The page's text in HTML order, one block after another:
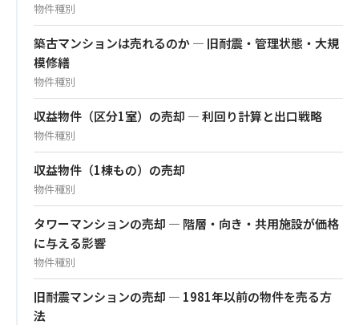
物件種別
築古マンションは売れるのか — 旧耐震・管理状態・大規
模修繕
物件種別
収益物件（区分1室）の売却 — 利回り計算と出口戦略
物件種別
収益物件（1棟もの）の売却
物件種別
タワーマンションの売却 — 階層・向き・共用施設が価格
に与える影響
物件種別
旧耐震マンションの売却 — 1981年以前の物件を売る方
法